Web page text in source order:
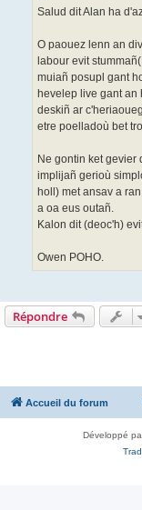
Salud dit Alan ha
O paouez lenn an
labour evit
muiañ posupl gant
hevelep live gant
deskiñ ar
etre poelladoù bet
Ne gontin ket gevier
implijañ gerioù
holl) met ansav a
a oa eus outañ.
Kalon dit (deoc'h)
Owen POHO.
Répondre
Accueil du forum
Développé